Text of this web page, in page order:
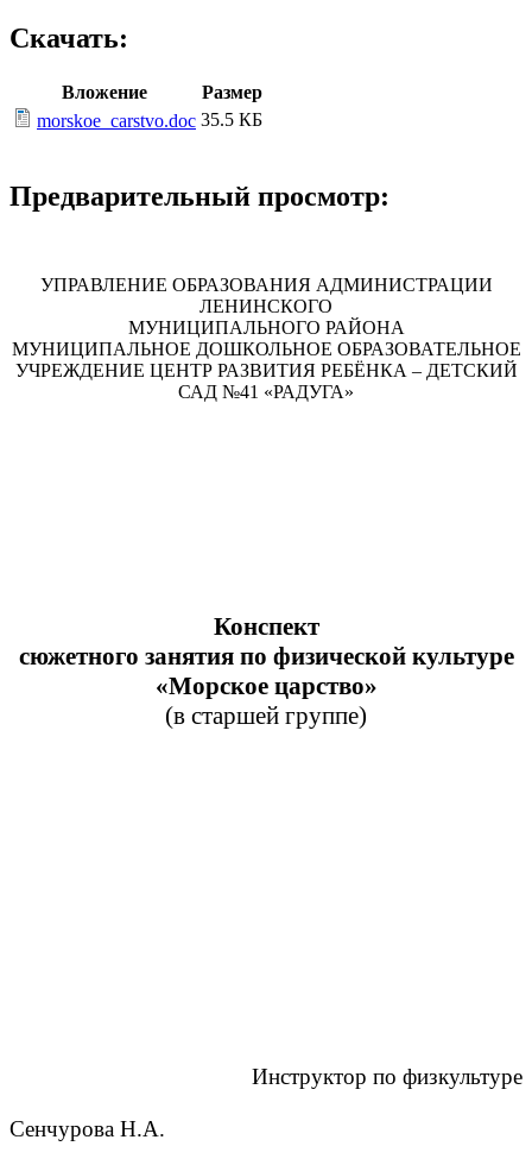
Скачать:
Вложение
Размер
morskoe_carstvo.doc 35.5 КБ
Предварительный просмотр:
УПРАВЛЕНИЕ ОБРАЗОВАНИЯ АДМИНИСТРАЦИИ
ЛЕНИНСКОГО
МУНИЦИПАЛЬНОГО РАЙОНА
МУНИЦИПАЛЬНОЕ ДОШКОЛЬНОЕ ОБРАЗОВАТЕЛЬНОЕ
УЧРЕЖДЕНИЕ ЦЕНТР РАЗВИТИЯ РЕБЁНКА – ДЕТСКИЙ
САД №41 «РАДУГА»
Конспект
сюжетного занятия по физической культуре
«Морское царство»
(в старшей группе)
Инструктор по физкультуре
Сенчурова Н.А.